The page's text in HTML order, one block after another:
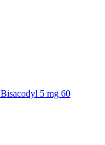
5 mg 60